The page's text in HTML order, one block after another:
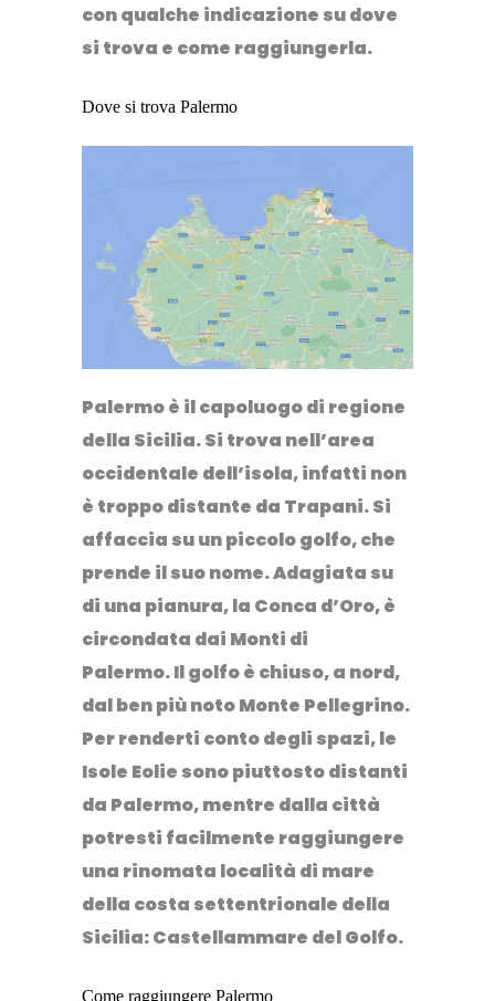
con qualche indicazione sudove
si trova e come raggiungerla.
Dove si trova Palermo
Palermo è il capoluogo di regione
della Sicilia. Si trova nell’area
occidentale dell’isola, infatti non
è troppo distante da Trapani.Si
affaccia su un piccologolfo, che
prende il suo nome. Adagiata su
di una pianura, la Conca d’Oro, è
circondata dai Monti di
Palermo.Il golfo è chiuso, a nord,
dal ben più notoMonte Pellegrino.
Per renderti conto degli spazi, le
Isole Eolie sono piuttosto distanti
da Palermo, mentre dalla città
potresti facilmente raggiungere
una rinomata località di mare
della costa settentrionale della
Sicilia: Castellammare del Golfo.
Come raggiungere Palermo